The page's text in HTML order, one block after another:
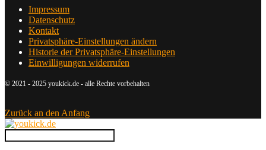
Impressum
Datenschutz
Kontakt
Privatsphäre-Einstellungen ändern
Historie der Privatsphäre-Einstellungen
Einwilligungen widerrufen
© 2021 - 2025 youkick.de - alle Rechte vorbehalten
Zurück an den Anfang